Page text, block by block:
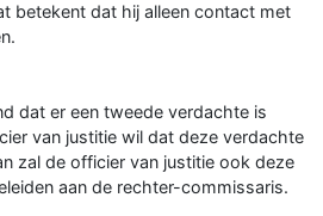
betekent dat hij alleen contact met
dat er een tweede verdachte is
van justitie wil dat deze verdachte
zal de officier van justitie ook deze
aan de rechter-commissaris.